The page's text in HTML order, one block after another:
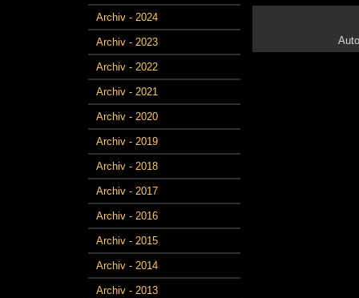
Archiv - 2024
Archiv - 2023
Archiv - 2022
Archiv - 2021
Archiv - 2020
Archiv - 2019
Archiv - 2018
Archiv - 2017
Archiv - 2016
Archiv - 2015
Archiv - 2014
Archiv - 2013